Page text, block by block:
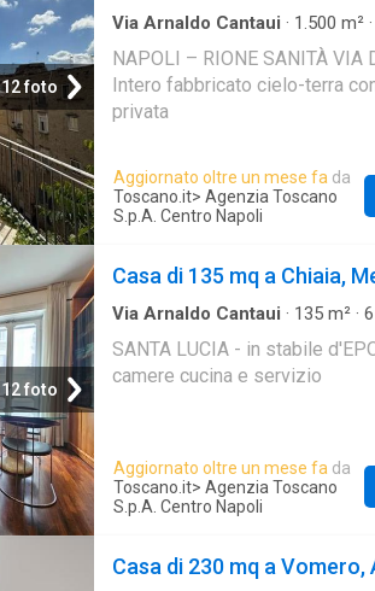
12 foto
Via Arnaldo Cantaui · 1.500 m² ·
NAPOLI – RIONE SANITÀ VIA
Intero fabbricato cielo-terra
privata
Aggiornato oltre un mese fa da
Toscano.it> Agenzia Toscano
S.p.A. Centro Napoli
12 foto
Casa di 135 mq a Chiaia,
Via Arnaldo Cantaui · 135 m² · 6
SANTA LUCIA - in stabile
camere cucina e servizio
Aggiornato oltre un mese fa da
Toscano.it> Agenzia Toscano
S.p.A. Centro Napoli
Casa di 230 mq a Vomero,